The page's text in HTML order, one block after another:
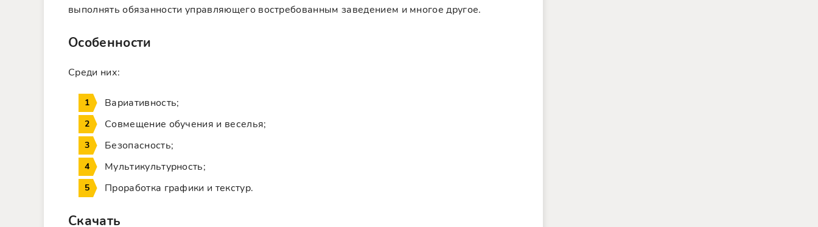
выполнять обязанности управляющего востребованным заведением и многое другое.
Особенности
Среди них:
Вариативность;
Совмещение обучения и веселья;
Безопасность;
Мультикультурность;
Проработка графики и текстур.
Скачать